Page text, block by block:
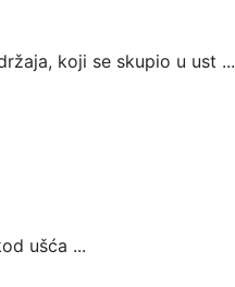
koji se skupio u ust ...
ušća ...